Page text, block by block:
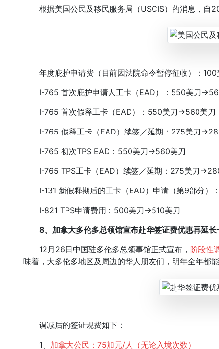
根据美国公民及移民服务局（USCIS）的消息，自
年度庇护申请费（目前因法院命令暂停征收）：
I-765 首次庇护申请人工卡（EAD）：550美刀 →
I-765 首次假释工卡（EAD）：550美刀 →560美刀
I-765 假释工卡（EAD）续签／延期：275美刀 →
I-765 初次TPS EAD：550美刀 →560美刀
I-765 TPS工卡（EAD）续签／延期：275美刀 →
I-131 新假释期后的工卡（EAD）申请（第9部分）
I-821 TPS申请费用：500美刀 →510美刀
8、加拿大多伦多总领馆宣布赴华签证费优惠再延长
12月26日中国驻多伦多总领事馆正式宣布， 阶段性
味着，大多伦多地区及周边的华人朋友们，明年全年都
调减后的签证规费如下：
1、 加拿大公民：75加元/人（无论入境次数）